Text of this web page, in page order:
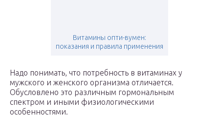
Витамины опти-вумен:
показания и правила применения
Надо понимать, что потребность в витаминах у
мужского и женского организма отличается.
Обусловлено это различным гормональным
спектром и иными физиологическими
особенностями.